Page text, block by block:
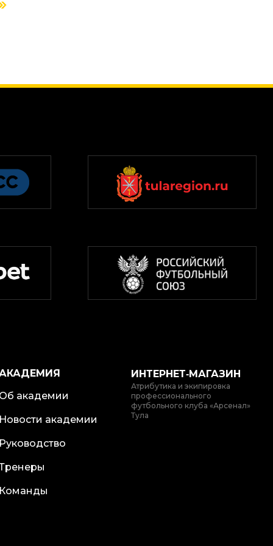
академии
академии
ИНТЕРНЕТ‑МАГАЗИН
Атрибутика и экипировка
профессионального
футбольного клуба «Арсенал»
Тула